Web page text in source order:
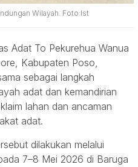
Wilayah. Foto:Ist
Adat To Pekurehua Wanua
Kabupaten Poso,
sebagai langkah
adat dan kemandirian
lahan dan ancaman
adat.
dilakukan melalui
7–8 Mei 2026 di Baruga